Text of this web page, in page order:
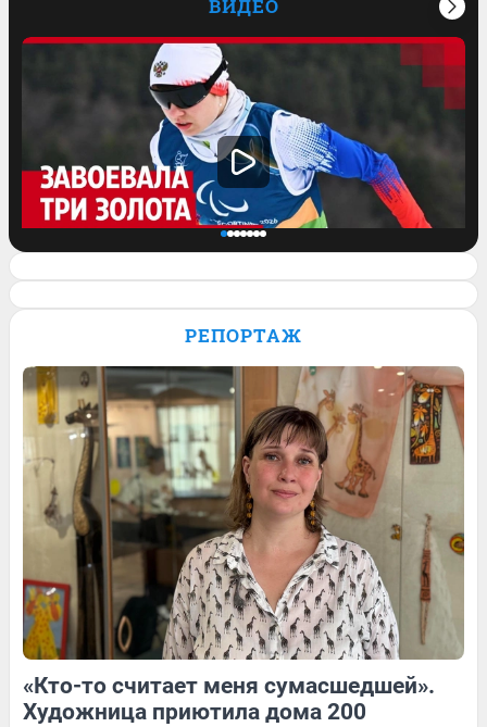
ВИДЕО
Паралимпиаде: история сильной духом
35 Обсудить
28 Обсудить
162 Обсудить 23 Обсудить
РЕПОРТАЖ
«Кто-то считает меня сумасшедшей».
Художница приютила дома 200